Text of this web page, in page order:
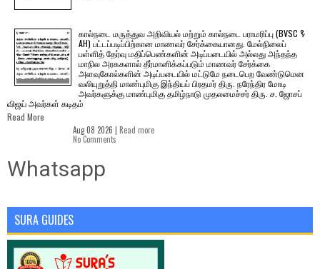
கால்நடை மருத்துவ அறிவியல் மற்றும் கால்நடை பராமரிப்பு (BVSC &
AH) பட்டப்படிப்பிற்கான மாணவர் சேர்க்கையானது. மேல்நிலைப்
பள்ளித் தேர்வு மதிப்பெண்களின் அடிப்படையில் அல்லது அந்தந்த
மாநில அரசுகளால் தீர்மானிக்கப்படும் மாணவர் சேர்க்கை
அளவுகோல்களின் அடிப்படையில் மட்டுமே நடைபெற வேண்டுமென
வலியுறுத்தி மாண்புமிகு இந்தியப் பிரதமர் திரு. நரேந்திர மோடி
அவர்களுக்கு மாண்புமிகு தமிழ்நாடு முதலமைச்சர் திரு. ச. ஜோசப்
விஜய் அவர்கள் கடிதம்
Read More
Aug 08 2026 | Read more
No Comments
Whatsapp
SURA GUIDES